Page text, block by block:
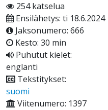
254 katselua
Ensilähetys: ti 18.6.2024
Jaksonumero: 666
Kesto: 30 min
Puhutut kielet:
englanti
Tekstitykset:
suomi
Viitenumero: 1397